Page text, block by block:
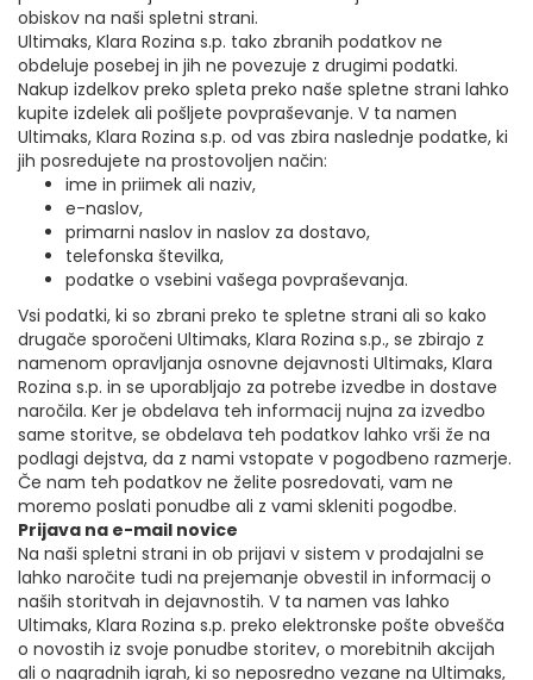
obiskov na naši spletni strani.
Ultimaks, Klara Rozina s.p. tako zbranih podatkov ne
obdeluje posebej in jih ne povezuje z drugimi podatki.
Nakup izdelkov preko spleta preko naše spletne strani lahko
kupite izdelek ali pošljete povpraševanje. V ta namen
Ultimaks, Klara Rozina s.p. od vas zbira naslednje podatke, ki
jih posredujete na prostovoljen način:
ime in priimek ali naziv,
e-naslov,
primarni naslov in naslov za dostavo,
telefonska številka,
podatke o vsebini vašega povpraševanja.
Vsi podatki, ki so zbrani preko te spletne strani ali so kako
drugače sporočeni Ultimaks, Klara Rozina s.p., se zbirajo z
namenom opravljanja osnovne dejavnosti Ultimaks, Klara
Rozina s.p. in se uporabljajo za potrebe izvedbe in dostave
naročila. Ker je obdelava teh informacij nujna za izvedbo
same storitve, se obdelava teh podatkov lahko vrši že na
podlagi dejstva, da z nami vstopate v pogodbeno razmerje.
Če nam teh podatkov ne želite posredovati, vam ne
moremo poslati ponudbe ali z vami skleniti pogodbe.
Prijava na e-mail novice
Na naši spletni strani in ob prijavi v sistem v prodajalni se
lahko naročite tudi na prejemanje obvestil in informacij o
naših storitvah in dejavnostih. V ta namen vas lahko
Ultimaks, Klara Rozina s.p. preko elektronske pošte obvešča
o novostih iz svoje ponudbe storitev, o morebitnih akcijah
ali o nagradnih igrah, ki so neposredno vezane na Ultimaks,